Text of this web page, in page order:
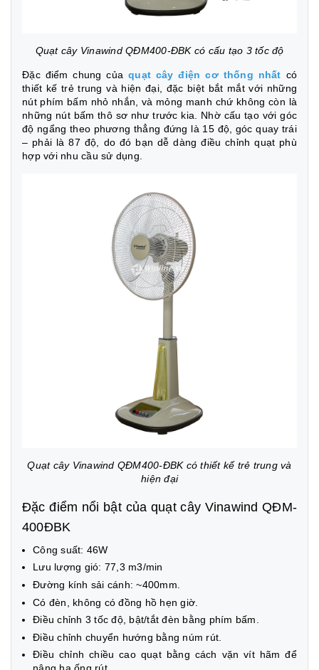
Quạt cây Vinawind QĐM400-ĐBK có cấu tạo 3 tốc độ
Đặc điểm chung củaquạt cây điện cơ thống nhất có
thiết kế trẻ trung và hiện đại, đặc biệt bắt mắt với những
nút phím bấm nhỏ nhắn, và mỏng manh chứ không còn là
những nút bấm thô sơ như trước kia. Nhờ cấu tạo với góc
độ ngẩng theo phương thẳng đứng là 15 độ, góc quay trái
– phải là 87 độ, do đó bạn dễ dàng điều chỉnh quạt phù
hợp với nhu cầu sử dụng.
Quạt cây Vinawind QĐM400-ĐBK có thiết kế trẻ trung và
hiện đại
Đặc điểm nổi bật của quạt cây Vinawind QĐM-
400ĐBK
Công suất: 46W
Lưu lượng gió: 77,3 m3/min
Đường kính sải cánh: ~400mm.
Có đèn, không có đồng hồ hẹn giờ.
Điều chỉnh 3 tốc độ, bật/tắt đèn bằng phím bấm.
Điều chỉnh chuyển hướng bằng núm rút.
Điều chỉnh chiều cao quạt bằng cách vặn vít hãm để